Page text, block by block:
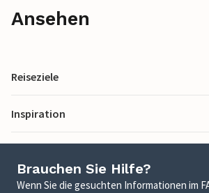
Ansehen
Reiseziele
Inspiration
Brauchen Sie Hilfe?
Wenn Sie die gesuchten Informationen im